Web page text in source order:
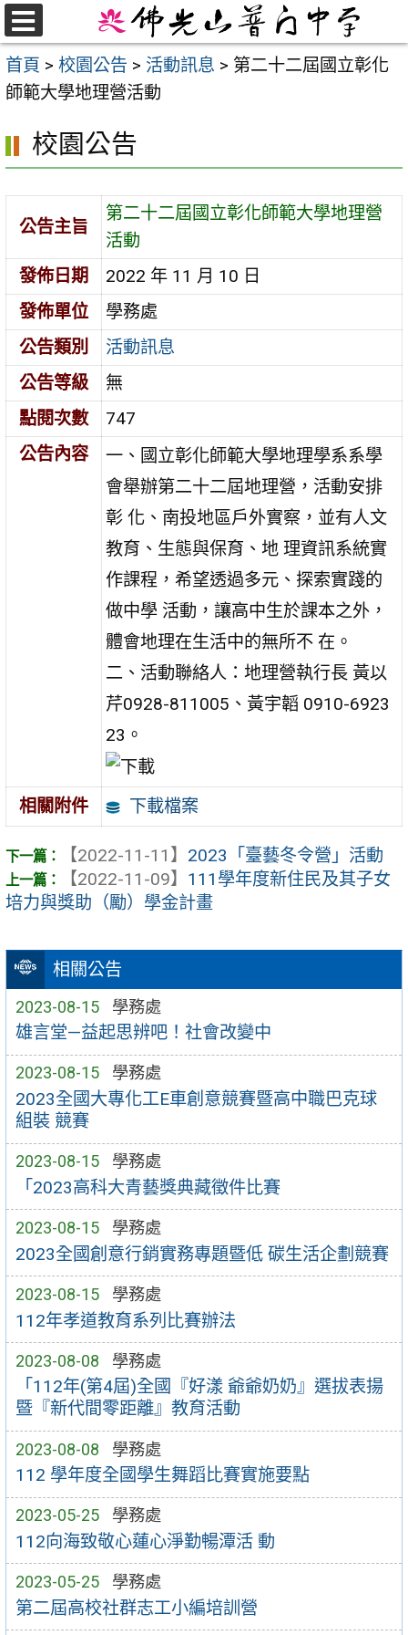
跳
至
主
要
首頁 > 校園公告 > 活動訊息 > 第二十二屆國立彰化
師範大學地理營活動
相關公告
2023-08-15 學務處
雄言堂—益起思辨吧！社會改變中
2023-08-15 學務處
2023全國大專化工E車創意競賽暨高中職巴克球
組裝 競賽
2023-08-15 學務處
「2023高科大青藝獎典藏徵件比賽
2023-08-15 學務處
2023全國創意行銷實務專題暨低 碳生活企劃競賽
2023-08-15 學務處
112年孝道教育系列比賽辦法
2023-08-08 學務處
「112年(第4屆)全國『好漾 爺爺奶奶』選拔表揚
暨『新代間零距離』教育活動
2023-08-08 學務處
112 學年度全國學生舞蹈比賽實施要點
2023-05-25 學務處
112向海致敬心蓮心淨勤暢潭活 動
2023-05-25 學務處
第二屆高校社群志工小編培訓營
校園公告
公告主旨
第二十二屆國立彰化師範大學地理營
活動
發佈日期
2022 年 11 月 10 日
發佈單位
學務處
公告類別
活動訊息
公告等級
無
點閱次數
747
公告內容
一、國立彰化師範大學地理學系系學
會舉辦第二十二屆地理營，活動安排
彰 化、南投地區戶外實察，並有人文
教育、生態與保育、地 理資訊系統實
作課程，希望透過多元、探索實踐的
做中學 活動，讓高中生於課本之外，
體會地理在生活中的無所不 在。
二、活動聯絡人：地理營執行長 黃以
芹0928-811005、黃宇韜 0910-6923
23。
相關附件 下載檔案
【2022-11-11】 2023「臺藝冬令營」活動
【2022-11-09】 111學年度新住民及其子女
培力與獎助（勵）學金計畫
選
單